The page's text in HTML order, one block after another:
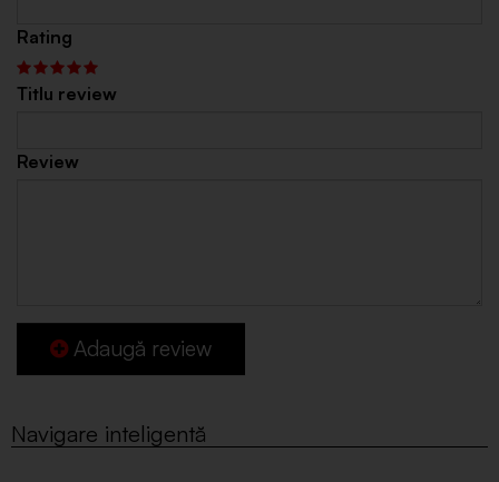
Rating
Titlu review
Review
Adaugă review